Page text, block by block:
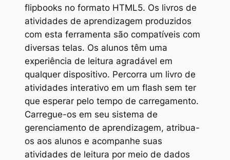
flipbooks no formato HTML5. Os livros de
atividades de aprendizagem produzidos
com esta ferramenta são compatíveis com
diversas telas. Os alunos têm uma
experiência de leitura agradável em
qualquer dispositivo. Percorra um livro de
atividades interativo em um flash sem ter
que esperar pelo tempo de carregamento.
Carregue-os em seu sistema de
gerenciamento de aprendizagem, atribua-
os aos alunos e acompanhe suas
atividades de leitura por meio de dados